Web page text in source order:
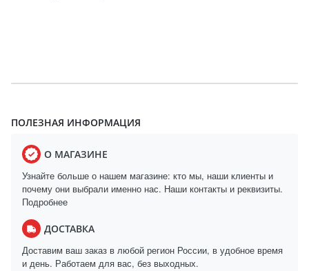
ПОЛЕЗНАЯ ИНФОРМАЦИЯ
О МАГАЗИНЕ
Узнайте больше о нашем магазине: кто мы, наши клиенты и
почему они выбрали именно нас. Наши контакты и реквизиты.
Подробнее
ДОСТАВКА
Доставим ваш заказ в любой регион России, в удобное время
и день. Работаем для вас, без выходных.